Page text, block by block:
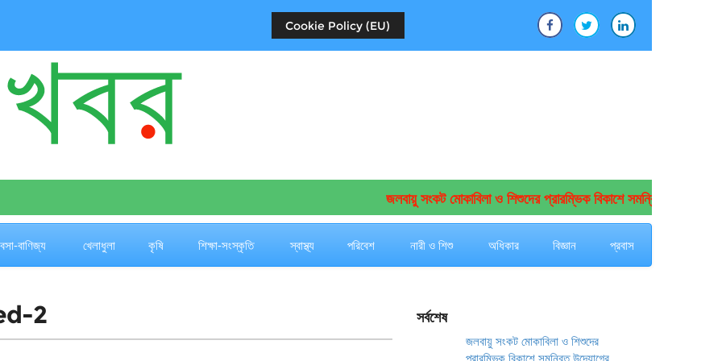
Cookie Policy (EU)
জলবায়ু সংকট মোকাবিলা ও শিশুদের প্রারম্ভিক বিকাশে সমন্বিত উদ্যোগের
বাণিজ্য খেলাধুলা কৃষি শিক্ষা-সংস্কৃতি স্বাস্থ্য পরিবেশ নারী ও শিশু অধিকার বিজ্ঞান প্রবাস
2 সর্বশেষ
জলবায়ু সংকট মোকাবিলা ও শিশুদের
প্রারম্ভিক বিকাশে সমন্বিত উদ্যোগের